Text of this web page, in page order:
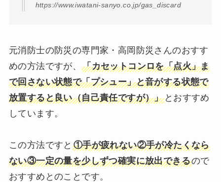
https://www.iwatani-sanyo.co.jp/gas_discard
元消防士の防災の専門家・高岡防災さんのおすす
めの方法ですが、「カセットコンロを「点火」ま
で回さない状態で「プシュー」と音がする状態で
放置すると良い（自己責任ですが）」とおすすめ
しています。
この方法ですと ①手が疲れない②手が冷たくなら
ない③一定の量を少しずつ確実に放出できるので
おすすめとのことです。